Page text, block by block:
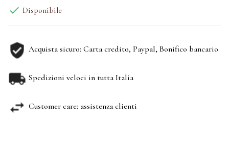
 Disponibile
Acquista sicuro: Carta credito, Paypal, Bonifico bancario
Spedizioni veloci in tutta Italia
Customer care: assistenza clienti